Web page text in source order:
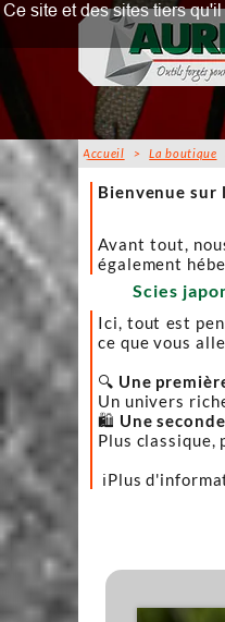
Accueil >La boutique
Scies
Accueil
Bienvenue sur
Avant tout,
également
afin que
Ici, tout est
ce que vous
🔍 Une
Un univers
🛍️ Une
Plus
ℹ️Plus
Ce site et des sites tiers